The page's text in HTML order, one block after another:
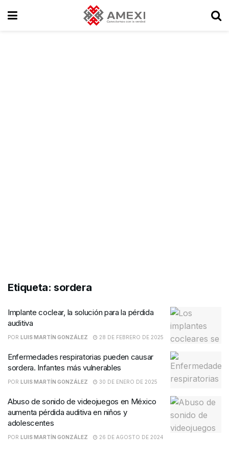
Etiqueta: sordera
Implante coclear, la solución para la pérdida
auditiva
POR LUIS MARTÍN GONZÁLEZ 28 DE FEBRERO DE 2025
Enfermedades respiratorias pueden causar
sordera. Infantes más vulnerables
POR LUIS MARTÍN GONZÁLEZ 30 DE ENERO DE 2025
Abuso de sonido de videojuegos en México
aumenta pérdida auditiva en niños y
adolescentes
POR LUIS MARTÍN GONZÁLEZ 26 DE AGOSTO DE 2024